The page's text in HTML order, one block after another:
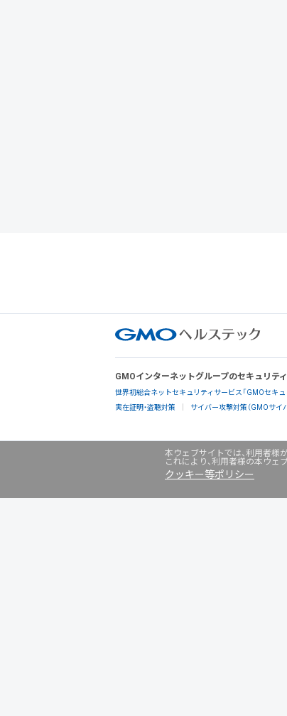
本ウェブサイトでは、利用者様
これにより、利用者様の本ウェ
クッキー等ポリシー
GMOインターネットグループのセキュリテ
世界初総合ネットセキュリティサービス「GMOセキュ
実在証明・盗聴対策 サイバー攻撃対策（GMOサイ